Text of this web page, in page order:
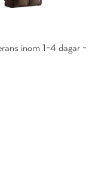
inom 1-4 dagar -